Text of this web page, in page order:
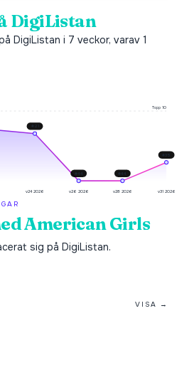
DigiListan
DigiListan i 7 veckor, varav 1
Topp 10
# 21
# 44 # 44
# 35
v24 2026 v26 2026 v28 2026 v31 2026
American Girls
sig på DigiListan.
VISA →